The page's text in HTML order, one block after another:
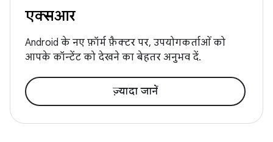
एक्सआर
Android के नए फ़ॉर्म फ़ैक्टर पर, उपयोगकर्ताओं को
आपके कॉन्टेंट को देखने का बेहतर अनुभव दें.
ज़्यादा जानें